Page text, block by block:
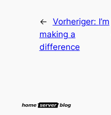
← Vorheriger: I’m
making a
difference